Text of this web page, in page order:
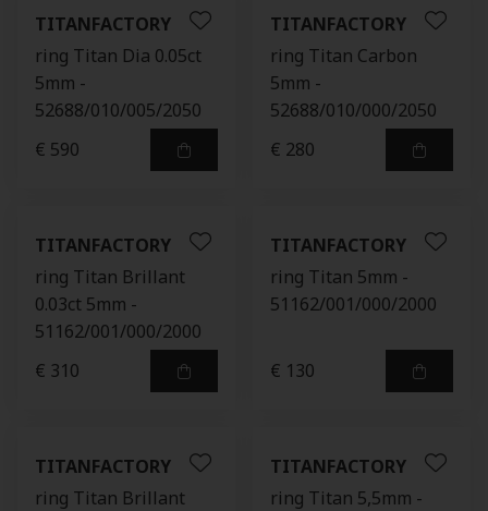
TITANFACTORY
ring Titan Dia 0.05ct
5mm -
52688/010/005/2050
€ 590
TITANFACTORY
ring Titan Carbon
5mm -
52688/010/000/2050
€ 280
TITANFACTORY
ring Titan Brillant
0.03ct 5mm -
51162/001/000/2000
€ 310
TITANFACTORY
ring Titan 5mm -
51162/001/000/2000
€ 130
TITANFACTORY
ring Titan Brillant
TITANFACTORY
ring Titan 5,5mm -